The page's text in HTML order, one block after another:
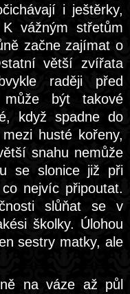
i ještěrky,
vážným střetům
začne zajímat o
větší zvířata
raději před
může být takové
když spadne do
husté kořeny,
snahu nemůže
se slonice již při
nejvíc připoutat.
slůňat se v
školky. Úlohou
sestry matky, ale
na váze až půl